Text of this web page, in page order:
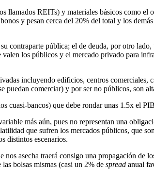
llamados REITs) y materiales básicos como el
y pesan cerca del 20% del total y los
contraparte pública; el de deuda, por otro
los públicos y el mercado privado para
incluyendo edificios, centros comerciales,
comerciar) y por ser no públicos, son
cuasi-bancos) que debe rondar unas 1.5x el
más aún, pues no representan una
que sufren los mercados públicos, que
distintos escenarios.
asecha traerá consigo una propagación de
bolsas mismas (casi un 2% de spread anual